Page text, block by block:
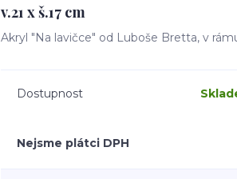
v.21 x š.17 cm
Akryl "Na lavičce" od Luboše Bretta, v
Dostupnost
Nejsme plátci DPH